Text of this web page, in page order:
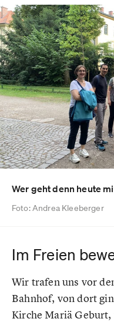
Wer geht denn heute
Foto: Andrea Kleeberger
Im Freien
Wir trafen uns vor
Bahnhof, von dort
Kirche Mariä